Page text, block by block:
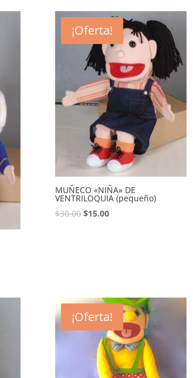
¡Oferta!
MUÑECO «NIÑA» DE
VENTRILOQUIA (pequeño)
$30.00 $15.00
¡Oferta!